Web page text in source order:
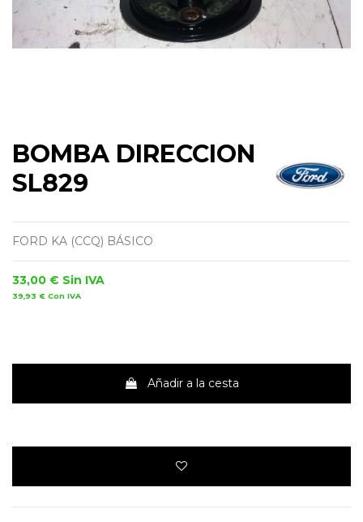
BOMBA DIRECCION
SL829
FORD KA (CCQ) BÁSICO
33,00 € Sin IVA
39,93 € Con IVA
Añadir a la cesta